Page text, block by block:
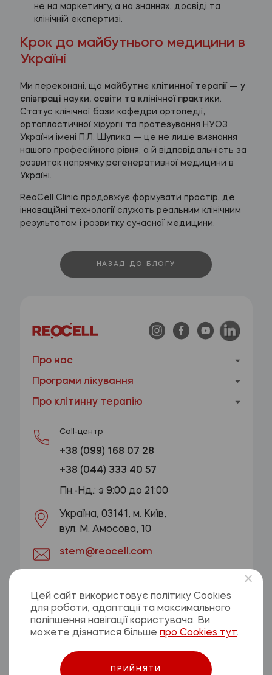
не на маркетингу, а на знаннях, досвіді та
клінічній експертизі.
Крок до майбутнього медицини в
Україні
Ми переконані, що майбутнє клітинної терапії — у
співпраці науки, освіти та клінічної практики
Статус клінічної бази кафедри ортопедії,
ортопластичної хірургії та протезування НУОЗ
України імені П.Л. Шупика — це не лише визнання
нашого професійного рівня, а й відповідальність за
розвиток напрямку регенеративної медицини в
Україні.
ReoCell Clinic продовжує формувати простір, де
інноваційні технології служать реальним клінічним
результатам і розвитку сучасної медицини.
НАЗАД ДО БЛОГУ
Про нас
Програми лікування
Про клітинну терапію
Call-центр
+38 (099) 168 07 28
+38 (044) 333 40 57
Пн.-Нд.: з 9:00 до 21:00
Україна, 03141, м. Київ,
вул. М. Амосова, 10
stem@reocell.com
Політика конфіденційності
Договір оферти
Цей сайт використовує політику Cookies
для роботи, адаптації та максимального
поліпшення навігації користувача. Ви
можете дізнатися більше про Cookies тут.
ПРИЙНЯТИ